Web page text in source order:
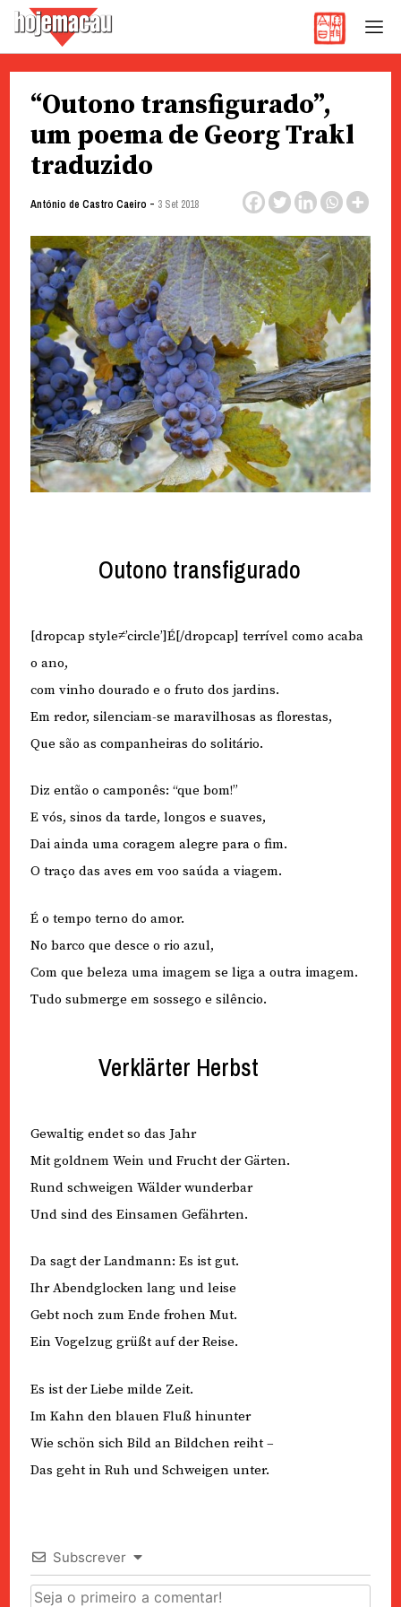
content
“Outono transfigurado”,
um poema de Georg Trakl
traduzido
António de Castro Caeiro - 3 Set 2018
Outono transfigurado
[dropcap style≠’circle’]É[/dropcap] terrível como acaba
o ano,
com vinho dourado e o fruto dos jardins.
Em redor, silenciam-se maravilhosas as florestas,
Que são as companheiras do solitário.
Diz então o camponês: “que bom!”
E vós, sinos da tarde, longos e suaves,
Dai ainda uma coragem alegre para o fim.
O traço das aves em voo saúda a viagem.
É o tempo terno do amor.
No barco que desce o rio azul,
Com que beleza uma imagem se liga a outra imagem.
Tudo submerge em sossego e silêncio.
Verklärter Herbst
Gewaltig endet so das Jahr
Mit goldnem Wein und Frucht der Gärten.
Rund schweigen Wälder wunderbar
Und sind des Einsamen Gefährten.
Da sagt der Landmann: Es ist gut.
Ihr Abendglocken lang und leise
Gebt noch zum Ende frohen Mut.
Ein Vogelzug grüßt auf der Reise.
Es ist der Liebe milde Zeit.
Im Kahn den blauen Fluß hinunter
Wie schön sich Bild an Bildchen reiht –
Das geht in Ruh und Schweigen unter.
Subscrever